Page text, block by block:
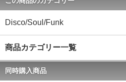
Disco/Soul/Funk
商品カテゴリー一覧
同時購入商品